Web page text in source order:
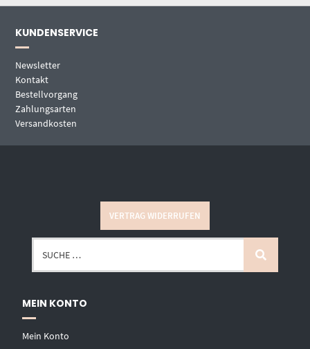
KUNDENSERVICE
Newsletter
Kontakt
Bestellvorgang
Zahlungsarten
Versandkosten
VERTRAG WIDERRUFEN
MEIN KONTO
Mein Konto